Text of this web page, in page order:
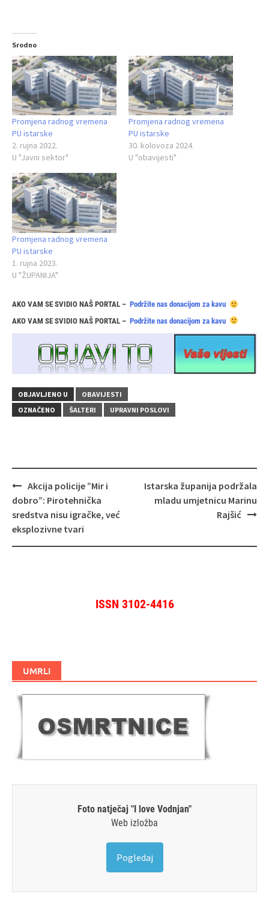
Srodno
Promjena radnog vremena
PU istarske
2. rujna 2022.
U "Javni sektor"
Promjena radnog vremena
PU istarske
30. kolovoza 2024.
U "obavijesti"
Promjena radnog vremena
PU istarske
1. rujna 2023.
U "ŽUPANIJA"
AKO VAM SE SVIDIO NAŠ PORTAL – Podržite nas donacijom za kavu
AKO VAM SE SVIDIO NAŠ PORTAL – Podržite nas donacijom za kavu
OBJAVLJENO U
OBAVIJESTI
OZNAČENO
ŠALTERI UPRAVNI POSLOVI
Navigacija
objava
Akcija policije ”Mir i
dobro”: Pirotehnička
sredstva nisu igračke, već
eksplozivne tvari
Istarska županija podržala
mladu umjetnicu Marinu
Rajšić
ISSN 3102-4416
UMRLI
Foto natječaj "I love Vodnjan"
Web izložba
Pogledaj